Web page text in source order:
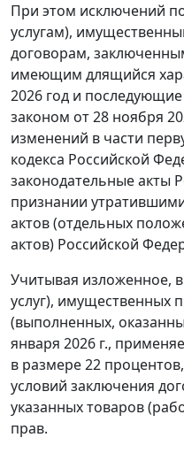
При этом исключений
услугам),
договорам,
имеющим длящийся
2026 год и
законом от 28 ноября
изменений в части
кодекса Российской
законодательные акты
признании
актов (отдельных
актов) Российской
Учитывая изложенное,
услуг), имущественных
(выполненных,
января 2026 г.,
в размере 22
условий заключения
указанных товаров
прав.